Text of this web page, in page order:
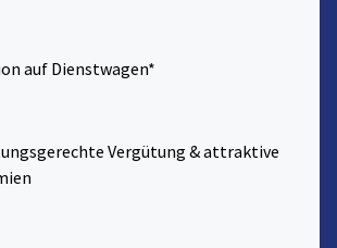
auf Dienstwagen*
Vergütung & attraktive